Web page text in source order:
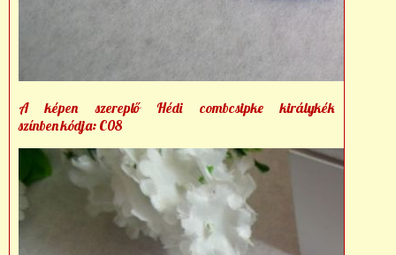
A képen szereplő Hédi combcsipke királykék
színben kódja: C08